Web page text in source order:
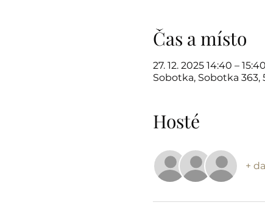
Čas a místo
27. 12. 2025 14:40 – 15:40
Sobotka, Sobotka 363,
Hosté
+